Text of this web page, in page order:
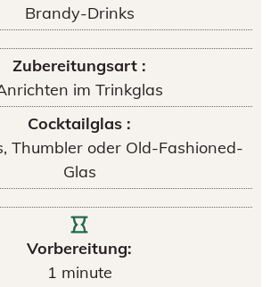
Brandy-Drinks
Zubereitungsart :
im Trinkglas
Cocktailglas :
Thumbler oder Old-Fashioned-
Glas
Vorbereitung:
1 minute